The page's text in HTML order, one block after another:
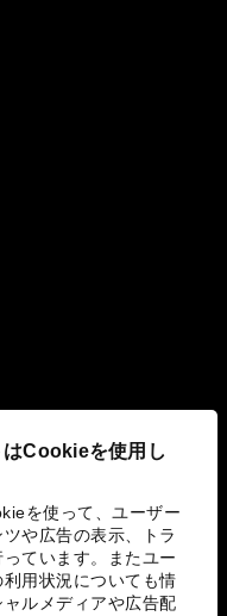
Cookieを使用し
を使って、ユーザー
や広告の表示、トラ
ています。またユー
用状況についても情
ルメディアや広告配